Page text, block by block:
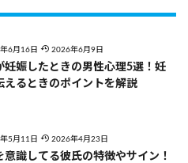
6月16日 2026年6月9日
妊娠したときの男性心理5選！妊
えるときのポイントを解説
5月11日 2026年4月23日
意識してる彼氏の特徴やサイン！